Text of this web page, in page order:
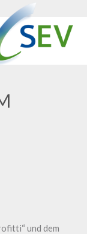
und dem